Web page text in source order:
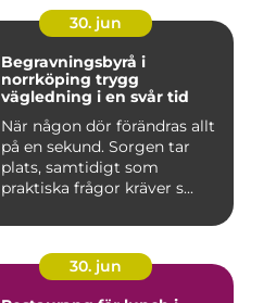
30. jun
Begravningsbyrå i
norrköping trygg
vägledning i en svår tid
När någon dör förändras allt
på en sekund. Sorgen tar
plats, samtidigt som
praktiska frågor kräver s...
30. jun